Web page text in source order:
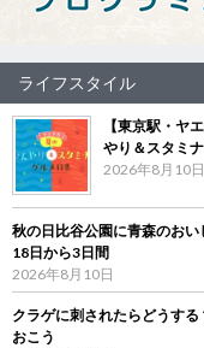
ライフスタイル
【東京駅・ヤ
やり＆スタミ
2026年8月10日
秋の日比谷公園に青森のお
18日から3日間
2026年8月10日
クラゲに刺されたらどうす
おこう